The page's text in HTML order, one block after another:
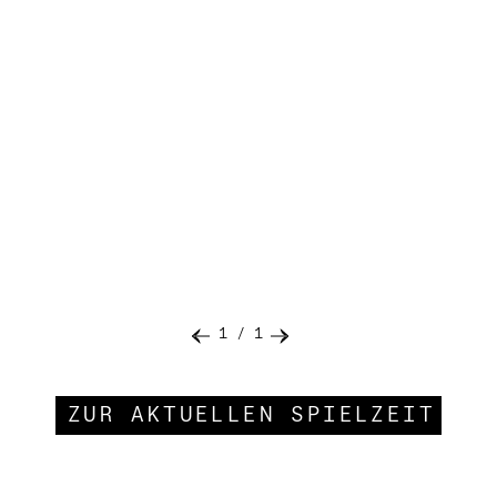
1 / 1
ZUR AKTUELLEN SPIELZEIT